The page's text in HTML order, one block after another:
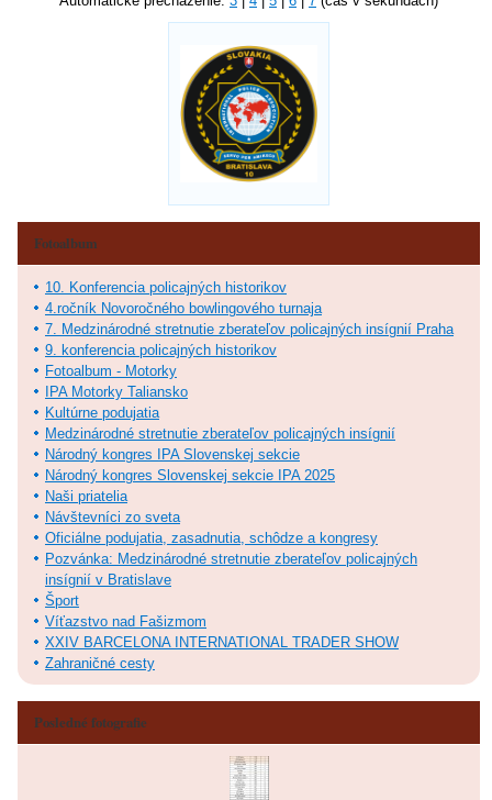
Fotoalbum
10. Konferencia policajných historikov
4.ročník Novoročného bowlingového turnaja
7. Medzinárodné stretnutie zberateľov policajných insígnií Praha
9. konferencia policajných historikov
Fotoalbum - Motorky
IPA Motorky Taliansko
Kultúrne podujatia
Medzinárodné stretnutie zberateľov policajných insígnií
Národný kongres IPA Slovenskej sekcie
Národný kongres Slovenskej sekcie IPA 2025
Naši priatelia
Návštevníci zo sveta
Oficiálne podujatia, zasadnutia, schôdze a kongresy
Pozvánka: Medzinárodné stretnutie zberateľov policajných
insígnií v Bratislave
Šport
Víťazstvo nad Fašizmom
XXIV BARCELONA INTERNATIONAL TRADER SHOW
Zahraničné cesty
Posledné fotografie